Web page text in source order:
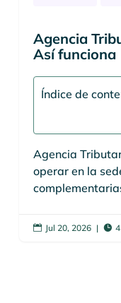
Agencia
Así funciona
Índice de
Agencia
operar en la
 Jul 20, 2026 | 